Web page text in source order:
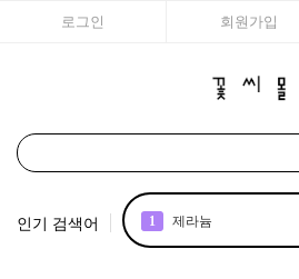
로그인 회원가입
인기 검색어 1 제라늄